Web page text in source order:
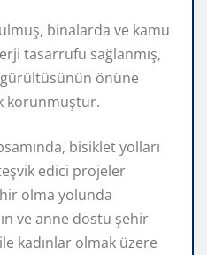
binalarda ve kamu
tasarrufu sağlanmış,
önüne
korunmuştur.
bisiklet yolları
teşvik edici projeler
olma yolunda
ve anne dostu şehir
kadınlar olmak üzere